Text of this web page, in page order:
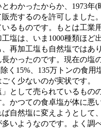
かったからか、1973年(
するのを許可しました
ものです。もとは工業
は、いま1000種類ほど
加工塩も自然塩ではあ
ったのです。現在の塩
15%、135万トンの食用
少ないのが実状です。
して売られているもの
つての食卓塩が体に悪
然塩に変えようとして
ようなのです。よく調